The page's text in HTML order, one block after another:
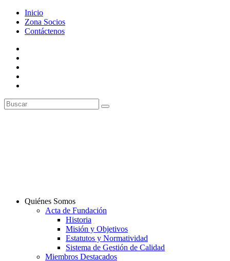
Inicio
Zona Socios
Contáctenos
Quiénes Somos
Acta de Fundación
Historia
Misión y Objetivos
Estatutos y Normatividad
Sistema de Gestión de Calidad
Miembros Destacados